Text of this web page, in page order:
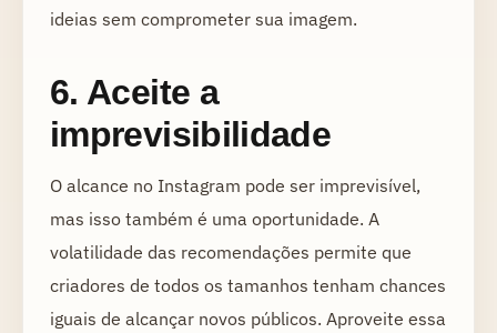
ideias sem comprometer sua imagem.
6. Aceite a
imprevisibilidade
O alcance no Instagram pode ser imprevisível,
mas isso também é uma oportunidade. A
volatilidade das recomendações permite que
criadores de todos os tamanhos tenham chances
iguais de alcançar novos públicos. Aproveite essa